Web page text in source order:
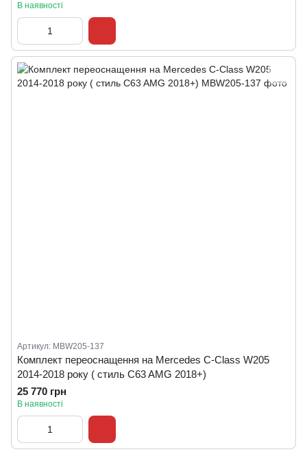
В наявності
Артикул: MBW205-137
Комплект переоснащення на Mercedes C-Class W205
2014-2018 року ( стиль C63 AMG 2018+)
25 770 грн
В наявності